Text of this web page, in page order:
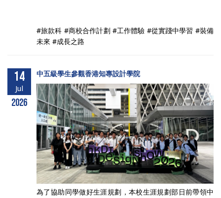
#旅款科 #商校合作計劃 #工作體驗 #從實踐中學習 #裝備
未來 #成長之路
14
Jul
2026
中五級學生參觀香港知專設計學院
為了協助同學做好生涯規劃，本校生涯規劃部日前帶領中